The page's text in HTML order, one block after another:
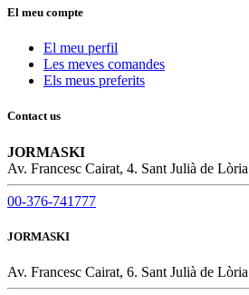
El meu compte
El meu perfil
Les meves comandes
Els meus preferits
Contact us
JORMASKI
Av. Francesc Cairat, 4. Sant Julià de
00-376-741777
JORMASKI
Av. Francesc Cairat, 6. Sant Julià de